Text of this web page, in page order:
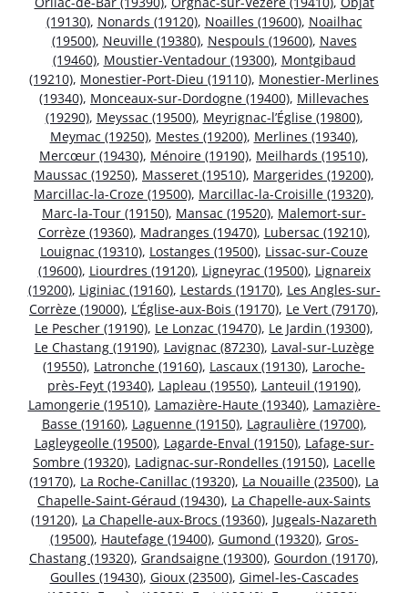
(19130), Nonards (19120), Noailles (19600), Noailhac
(19500), Neuville (19380), Nespouls (19600), Naves
(19460), Moustier-Ventadour (19300), Montgibaud
(19210), Monestier-Port-Dieu (19110), Monestier-Merlines
(19340), Monceaux-sur-Dordogne (19400), Millevaches
(19290), Meyssac (19500), Meyrignac-l’Église (19800),
Meymac (19250), Mestes (19200), Merlines (19340),
Mercœur (19430), Ménoire (19190), Meilhards (19510),
Maussac (19250), Masseret (19510), Margerides (19200),
Marcillac-la-Croze (19500), Marcillac-la-Croisille (19320),
Marc-la-Tour (19150), Mansac (19520), Malemort-sur-
Corrèze (19360), Madranges (19470), Lubersac (19210),
Louignac (19310), Lostanges (19500), Lissac-sur-Couze
(19600), Liourdres (19120), Ligneyrac (19500), Lignareix
(19200), Liginiac (19160), Lestards (19170), Les Angles-sur-
Corrèze (19000), L’Église-aux-Bois (19170), Le Vert (79170),
Le Pescher (19190), Le Lonzac (19470), Le Jardin (19300),
Le Chastang (19190), Lavignac (87230), Laval-sur-Luzège
(19550), Latronche (19160), Lascaux (19130), Laroche-
près-Feyt (19340), Lapleau (19550), Lanteuil (19190),
Lamongerie (19510), Lamazière-Haute (19340), Lamazière-
Basse (19160), Laguenne (19150), Lagraulière (19700),
Lagleygeolle (19500), Lagarde-Enval (19150), Lafage-sur-
Sombre (19320), Ladignac-sur-Rondelles (19150), Lacelle
(19170), La Roche-Canillac (19320), La Nouaille (23500), La
Chapelle-Saint-Géraud (19430), La Chapelle-aux-Saints
(19120), La Chapelle-aux-Brocs (19360), Jugeals-Nazareth
(19500), Hautefage (19400), Gumond (19320), Gros-
Chastang (19320), Grandsaigne (19300), Gourdon (19170),
Goulles (19430), Gioux (23500), Gimel-les-Cascades